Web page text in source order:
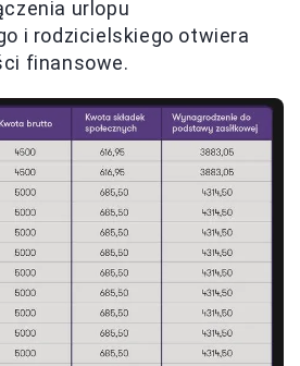
urlopu
i rodzicielskiego otwiera
finansowe.